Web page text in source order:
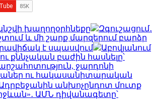
խաղողօրհնեքը
Զգուշացում․
և մի շարք մարզերում բարձր
է սպասվում
Աբովյանում
քննչական բաժին հասնելը՝
ջարդոնի
ու հակասանիտարական
Ադրբեջանին անխոչընդոտ մուտք
ԱՄՆ դիվանագետը՝